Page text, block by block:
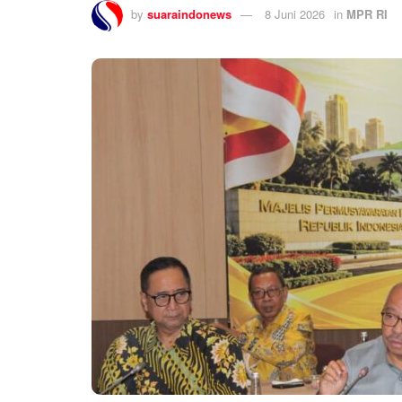
by suaraindonews 8 Juni 2026 in MPR RI